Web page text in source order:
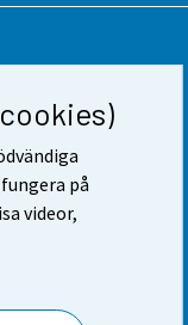
på
videor,